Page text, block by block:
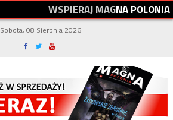
WSPIERAJMAGNAPOLONIA
Sobota, 08 Sierpnia 2026